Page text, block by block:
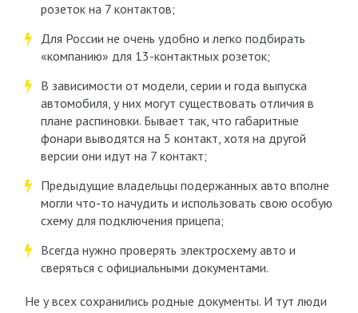
розеток на 7 контактов;
Для России не очень удобно и легко подбирать
«компанию» для 13-контактных розеток;
В зависимости от модели, серии и года выпуска
автомобиля, у них могут существовать отличия в
плане распиновки. Бывает так, что габаритные
фонари выводятся на 5 контакт, хотя на другой
версии они идут на 7 контакт;
Предыдущие владельцы подержанных авто вполне
могли что-то начудить и использовать свою особую
схему для подключения прицепа;
Всегда нужно проверять электросхему авто и
сверяться с официальными документами.
Не у всех сохранились родные документы. И тут люди